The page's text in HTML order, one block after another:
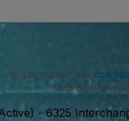
vous acceptez nos
SMS de notre
-6325